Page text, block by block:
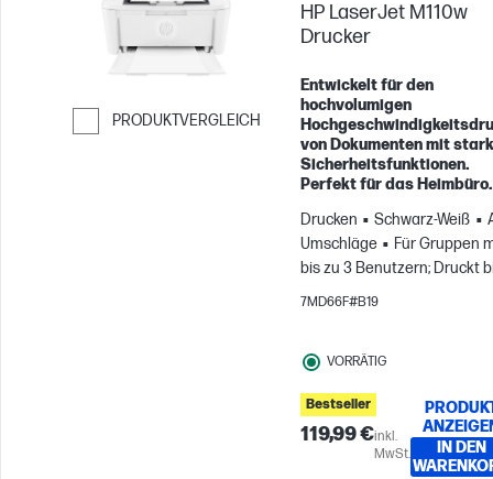
PRODUKTVERGLEICH
Weiter zum Vergleichen
HP LaserJet M110w
Drucker
Entwickelt für den
hochvolumigen
von Dokumenten mit
Sicherheitsfunktionen.
Perfekt für das Heimbüro.
Drucken
Schwarz-Weiß
Umschläge
Für Gruppen
bis zu 3 Benutzern; Druckt
zu 1.000 Seiten pro Monat
7MD66F#B19
VORRÄTIG
Bestseller
119,99 €inkl.
MwSt.
IN DEN